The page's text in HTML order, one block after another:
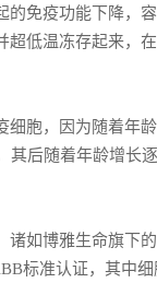
免疫功能下降，
低温冻存起来，
胞，因为随着年
其后随着年龄增长
如博雅生命旗下
标准认证，其中